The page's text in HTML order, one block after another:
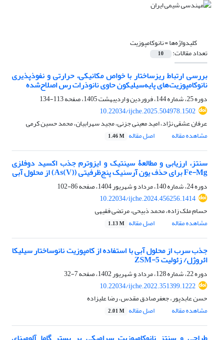
کلیدواژه‌ها =نانوکامپوزیت
تعداد مقالات: 10
بررسی ارتباط ریزساختار با خواص مکانیکی، حرارتی و نفوذپذیری
نانوکامپوزیت‌های پایه‌سیلیکون حاوی نانوذرات ‌رس اصلاح‌شده
دوره 25، شماره 144، فروردین و اردیبهشت 1405، صفحه
113-134
10.22034/ijche.2025.504978.1502
عرفان عشقی نژاد، امید معینی جزنی، مجید سهرابیان، محمد حسین کرمی
مشاهده مقاله
اصل مقاله 1.46 M
سنتز، ارزیابی و مطالعۀ سینتیک و ایزوترم جذب اکسید دوفلزی
Fe-Mg برای حذف یون آرسنیک پنج‌ظرفیتی (As(V)) از محلول آبی
دوره 24، شماره 140، مرداد و شهریور 1404، صفحه
86-102
10.22034/ijche.2024.456256.1414
حسام ملک زاده، محمد ذبیحی، مرتضی فقیهی
مشاهده مقاله
اصل مقاله 1.13 M
جذب سرب از محلول آبی با استفاده از کامپوزیت نانوساختار سیلیکا
ائروژل/ زئولیت ZSM-5
دوره 22، شماره 128، مرداد و شهریور 1402، صفحه
7-32
10.22034/ijche.2022.351399.1222
حسن عابدپور، جعفرصادق مقدس، رضا علیزاده
مشاهده مقاله
اصل مقاله 2.01 M